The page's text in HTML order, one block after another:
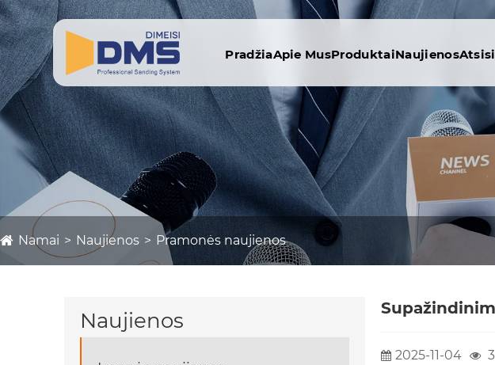
PradžiaApie MusProduktaiNaujienos
Namai Naujienos Pramonės naujienos
Naujienos
2025-11-04 3